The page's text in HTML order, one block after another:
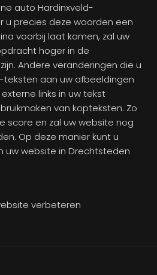
auto Hardinxveld-
u precies deze woorden een
voorbij laat komen, zal uw
hoger in de
Andere veranderingen die u
aan uw afbeeldingen
links in uw tekst
van kopteksten. Zo
score en zal uw website nog
Op deze manier kunt u
uw website in Drechtsteden